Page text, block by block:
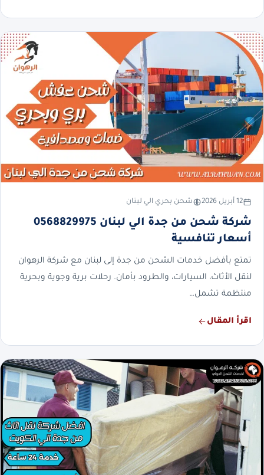
12 أبريل 2026 شحن بحري الي لبنان
شركة شحن من جدة الي لبنان 0568829975
أسعار تنافسية
تمتع بأفضل خدمات الشحن من جدة إلى لبنان مع شركة الرهوان
لنقل الأثاث، السيارات، والطرود بأمان. رحلات برية وجوية وبحرية
منتظمة تشمل…
اقرأ المقال